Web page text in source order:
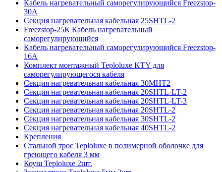
Кабель нагревательный саморегулирующийся Freezstop-
30A
Секция нагревательная кабельная 25SHTL-2
Freezstop-25К Кабель нагревательный
саморегулирующийся
Кабель нагревательный саморегулирующийся Freezstop-
16A
Комплект монтажный Teploluxe KTY для
саморегулирующегося кабеля
Секция нагревательная кабельная 30МНТ2
Секция нагревательная кабельная 20SHTL-LT-2
Секция нагревательная кабельная 20SHTL-LT-3
Секция нагревательная кабельная 20SHTL-2
Секция нагревательная кабельная 30SHTL-2
Секция нагревательная кабельная 40SHTL-2
Крепления
Стальной трос Teploluxe в полимерной оболочке для
греющего кабеля 3 мм
Коуш Teploluxe 2шт.